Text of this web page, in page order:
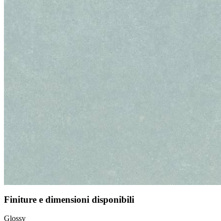
Finiture e dimensioni disponibili
Glossy